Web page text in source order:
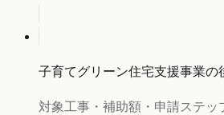
子育てグリーン住宅支援事業の
対象工事・補助額・申請ステッ